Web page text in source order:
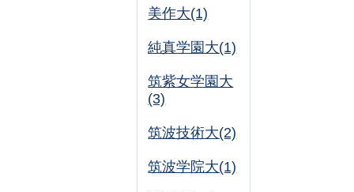
美作大(1)
純真学園大(1)
筑紫女学園大
(3)
筑波技術大(2)
筑波学院大(1)